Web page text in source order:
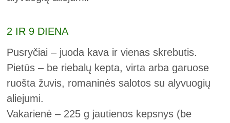
2 IR 9 DIENA
Pusryčiai – juoda kava ir vienas skrebutis.
Pietūs – be riebalų kepta, virta arba garuose
ruošta žuvis, romaninės salotos su alyvuogių
aliejumi.
Vakarienė – 225 g jautienos kepsnys (be